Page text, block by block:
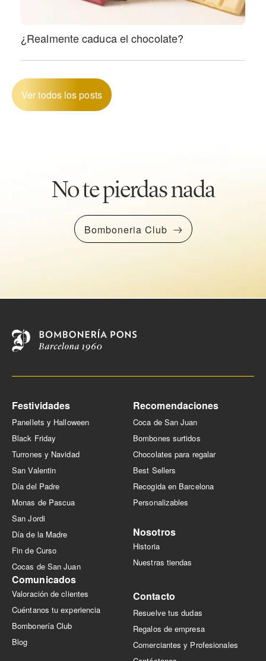
¿Realmente caduca el chocolate?
Ver todos los posts
No te pierdas nada
Bomboneria Club
Festividades
Panellets y Halloween
Black Friday
Turrones y Navidad
San Valentin
Día del Padre
Monas de Pascua
San Jordi
Día de la Madre
Fin de Curso
Cocas de San Juan
Recomendaciones
Coca de San Juan
Bombones surtidos
Chocolates para regalar
Best Sellers
Recogida en Barcelona
Personalizables
Nosotros
Historia
Nuestras tiendas
Contacto
Resuelve tus dudas
Regalos de empresa
Comerciantes y Profesionales
Comunicados
Valoración de clientes
Cuéntanos tu experiencia
Bombonería Club
Blog